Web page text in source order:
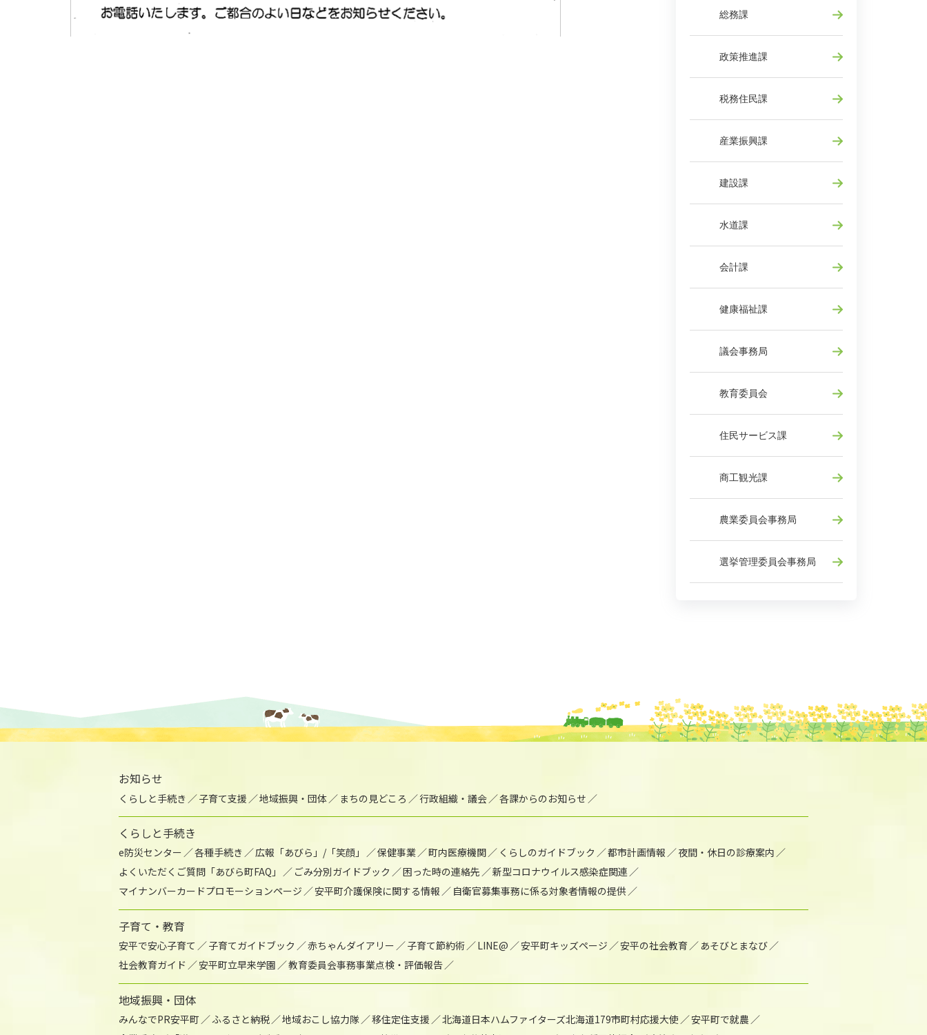
総務課
政策推進課
税務住民課
産業振興課
建設課
水道課
会計課
健康福祉課
議会事務局
教育委員会
住民サービス課
商工観光課
農業委員会事務局
選挙管理委員会事務局
お知らせ
くらしと手続き 子育て支援 地域振興・団体 まちの見どころ 行政組織・議会 各課からのお知らせ
くらしと手続き
e防災センター 各種手続き 広報「あびら」/「笑顔」 保健事業 町内医療機関 くらしのガイドブック 都市計画情報
夜間・休日の診療案内
よくいただくご質問「あびら町FAQ」
ごみ分別ガイドブック 困った時の連絡先
新型コロナウイルス感染症関連
マイナンバーカードプロモーションページ
安平町介護保険に関する情報 自衛官募集事務に係る対象者情報の提供
子育て・教育
安平で安心子育て 子育てガイドブック 赤ちゃんダイアリー 子育て節約術 LINE@ 安平町キッズページ 安平の社会教育
あそびとまなび
社会教育ガイド
安平町立早来学園 教育委員会事務事業点検・評価報告
地域振興・団体
みんなでPR安平町 ふるさと納税 地域おこし協力隊 移住定住支援 北海道日本ハムファイターズ北海道179市町村応援大使
安平町で就農